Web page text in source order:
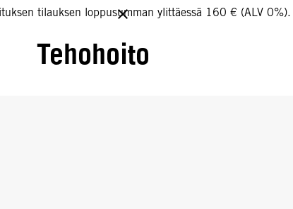
tilauksen loppusumman ylittäessä 160 € (ALV
Tehohoito